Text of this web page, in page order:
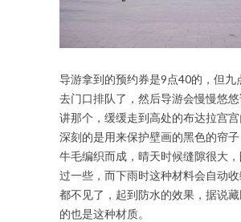
导游拿到的预约券是9点40的，但九
去门口排队了，然后导游会慢慢悠
讲那个，缓缓走到高处的布达拉宫
深刻的是用来保护壁画的黑色的帘
牛毛编织而成，晴天时候缝隙很大
过一些，而下雨时这种材料会自动
都不见了，起到防水的效果，据说
的也是这种材质。